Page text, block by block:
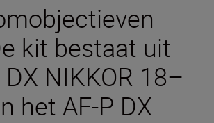
kit bestaat uit
NIKKOR 18–
het AF-P DX